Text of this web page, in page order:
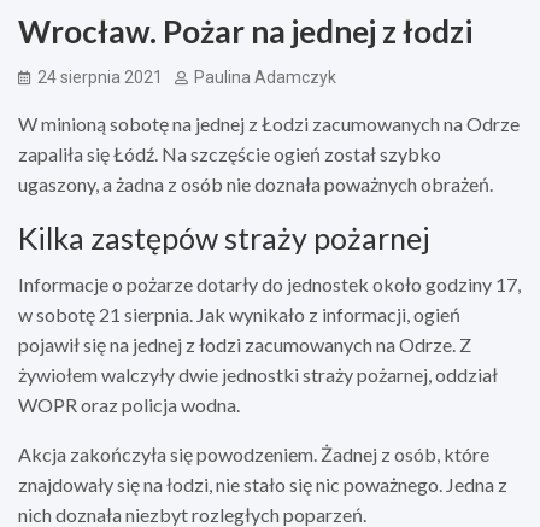
Wrocław. Pożar na jednej z łodzi
24 sierpnia 2021 Paulina Adamczyk
W minioną sobotę na jednej z Łodzi zacumowanych na Odrze
zapaliła się Łódź. Na szczęście ogień został szybko
ugaszony, a żadna z osób nie doznała poważnych obrażeń.
Kilka zastępów straży pożarnej
Informacje o pożarze dotarły do jednostek około godziny 17,
w sobotę 21 sierpnia. Jak wynikało z informacji, ogień
pojawił się na jednej z łodzi zacumowanych na Odrze. Z
żywiołem walczyły dwie jednostki straży pożarnej, oddział
WOPR oraz policja wodna.
Akcja zakończyła się powodzeniem. Żadnej z osób, które
znajdowały się na łodzi, nie stało się nic poważnego. Jedna z
nich doznała niezbyt rozległych poparzeń.